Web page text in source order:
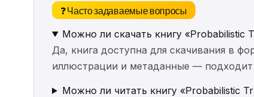
❓ Часто задаваемые вопросы
Можно ли скачать книгу «Probabilistic
Да, книга доступна для скачивания в
иллюстрации и метаданные — подходит
Можно ли читать книгу «Probabilistic